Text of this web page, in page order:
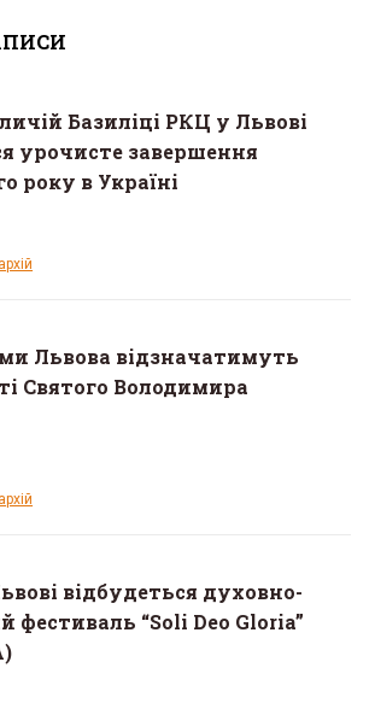
e
Базиліці РКЦ у Львові
урочисте завершення
року в Україні
Львова відзначатимуть
Святого Володимира
відбудеться духовно-
фестиваль “Soli Deo Gloria”